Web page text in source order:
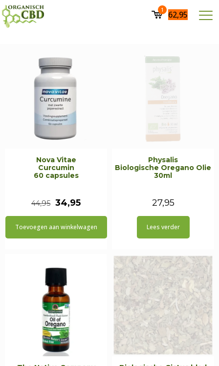
1 62,95
Nova Vitae
Curcumin
60 capsules
44,95 Oorspronkelijke
prijs
34,95Huidige
prijs
is:
Toevoegen aan winkelwagen
Physalis
Biologische Oregano Olie
30ml
27,95
Lees verder